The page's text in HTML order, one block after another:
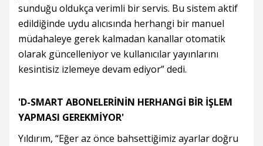
sunduğu oldukça verimli bir servis. Bu sistem aktif
edildiğinde uydu alıcısında herhangi bir manuel
müdahaleye gerek kalmadan kanallar otomatik
olarak güncelleniyor ve kullanıcılar yayınlarını
kesintisiz izlemeye devam ediyor” dedi.
'D-SMART ABONELERİNİN HERHANGİ BİR İŞLEM
YAPMASI GEREKMİYOR'
Yıldırım, “Eğer az önce bahsettiğimiz ayarlar doğru